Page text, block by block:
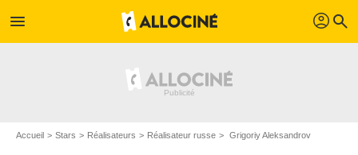
menu profil search
Accueil Stars Réalisateurs Réalisateur russe Grigoriy Aleksandrov